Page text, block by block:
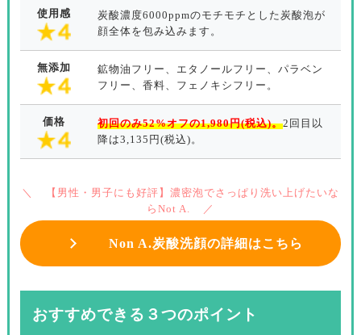
使用感
炭酸濃度6000ppmのモチモチとした炭酸泡が
顔全体を包み込みます。
無添加
鉱物油フリー、エタノールフリー、パラベン
フリー、香料、フェノキシフリー。
価格 初回のみ52%オフの1,980円(税込)。2回目以
降は3,135円(税込)。
【男性・男子にも好評】濃密泡でさっぱり洗い上げたいな
らNot A.
Non A.炭酸洗顔の詳細はこちら
おすすめできる３つのポイント